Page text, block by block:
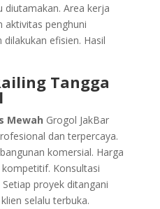
diutamakan. Area kerja
aktivitas penghuni
efisien. Hasil
Tangga
Mewah Grogol JakBar
dan terpercaya.
komersial. Harga
Konsultasi
proyek ditangani
selalu terbuka.